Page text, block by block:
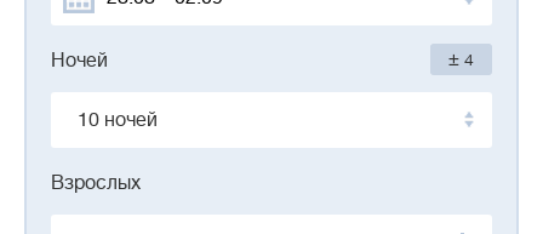
Ночей ± 4
10 ночей
Взрослых